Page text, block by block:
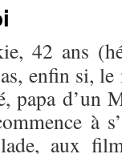
42 ans
enfin si, le
papa d’un
à
aux